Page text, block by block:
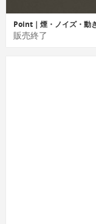
Point｜煙・ノイズ・動
販売終了